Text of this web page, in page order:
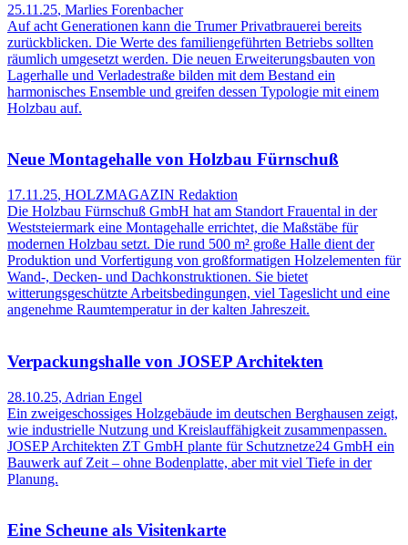
25.11.25, Marlies Forenbacher
Auf acht Generationen kann die Trumer Privatbrauerei bereits
zurückblicken. Die Werte des familiengeführten Betriebs sollten
räumlich umgesetzt werden. Die neuen Erweiterungsbauten von
Lagerhalle und Verladestraße bilden mit dem Bestand ein
harmonisches Ensemble und greifen dessen Typologie mit einem
Holzbau auf.
Neue Montagehalle von Holzbau Fürnschuß
17.11.25, HOLZMAGAZIN Redaktion
Die Holzbau Fürnschuß GmbH hat am Standort Frauental in der
Weststeiermark eine Montagehalle errichtet, die Maßstäbe für
modernen Holzbau setzt. Die rund 500 m² große Halle dient der
Produktion und Vorfertigung von großformatigen Holzelementen für
Wand-, Decken- und Dachkonstruktionen. Sie bietet
witterungsgeschützte Arbeitsbedingungen, viel Tageslicht und eine
angenehme Raumtemperatur in der kalten Jahreszeit.
Verpackungshalle von JOSEP Architekten
28.10.25, Adrian Engel
Ein zweigeschossiges Holzgebäude im deutschen Berghausen zeigt,
wie industrielle Nutzung und Kreislauffähigkeit zusammenpassen.
JOSEP Architekten ZT GmbH plante für Schutznetze24 GmbH ein
Bauwerk auf Zeit – ohne Bodenplatte, aber mit viel Tiefe in der
Planung.
Eine Scheune als Visitenkarte